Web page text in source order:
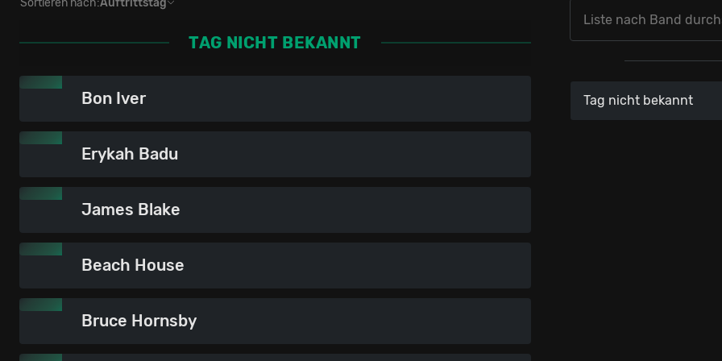
TAG NICHT BEKANNT
Bon Iver
Erykah Badu
James Blake
Beach House
Bruce Hornsby
Tag nicht bekannt